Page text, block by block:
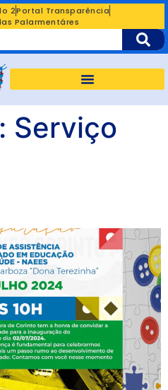
2Portal Transparência
Palarmentáres
Serviço